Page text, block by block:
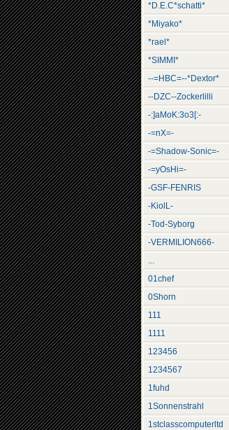
*D.E.C*schatti*
*Miyako*
*rael*
*SIMMI*
--=HBC=--*Dextor*
--DZC--Zockerlilli
-:]aMoK:3o3[:-
-=nX=-
-=Shadow-Sonic=-
-=yOsHi=-
-GSF-FENRIS
-KiolL-
-Tod-Syborg
-VERMILION666-
...
01chef
0Shorn
111
1111
123456
1234567
1fuhd
1Sonnenstrahl
1stclasscomputerltd